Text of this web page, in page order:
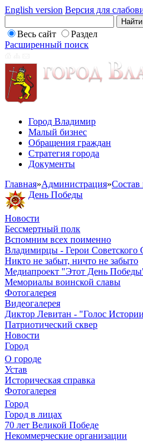
English version Версия для
Весь сайт
Раздел
Расширенный поиск
Город Владимир
Малый бизнес
Обращения граждан
Стратегия города
Документы
Главная»Администрация»Состав
День Победы
Новости
Бессмертный полк
Вспомним всех поименно
Владимирцы - Герои Советского
Никто не забыт, ничто не забыто
Медиапроект "Этот День
Мемориалы воинской славы
Фотогалерея
Видеогалерея
Диктор Левитан - "Голос
Патриотический сквер
Новости
Город
О городе
Устав
Историческая справка
Фотогалерея
Город
Город в лицах
70 лет Великой Победе
Некоммерческие организации